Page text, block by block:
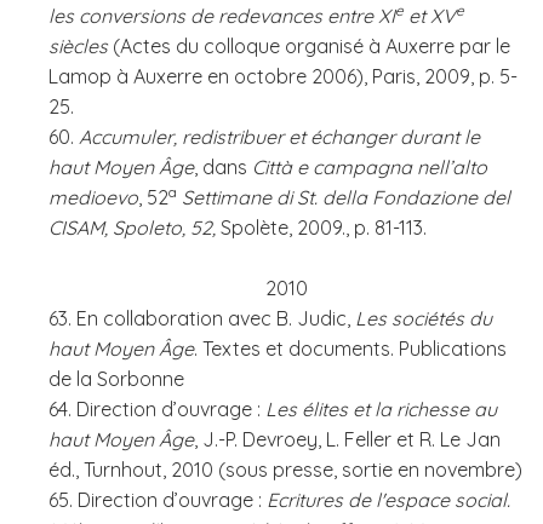
les conversions de redevances entre XIe et XVe
siècles (Actes du colloque organisé à Auxerre par le
Lamop à Auxerre en octobre 2006), Paris, 2009, p. 5-
25.
60. Accumuler, redistribuer et échanger durant le
haut Moyen Âge, dans Città e campagna nell’alto
medioevo, 52a Settimane di St. della Fondazione del
CISAM, Spoleto, 52, Spolète, 2009., p. 81-113.
2010
63. En collaboration avec B. Judic, Les sociétés du
haut Moyen Âge. Textes et documents. Publications
de la Sorbonne
64. Direction d’ouvrage : Les élites et la richesse au
haut Moyen Âge, J.-P. Devroey, L. Feller et R. Le Jan
éd., Turnhout, 2010 (sous presse, sortie en novembre)
65. Direction d’ouvrage : Ecritures de l'espace social.